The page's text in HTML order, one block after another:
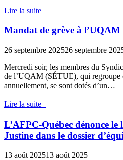
Lire la suite
Mandat de grève à l’UQAM
26 septembre 202526 septembre
Mercredi soir, les membres du
de l’UQAM (SÉTUE), qui regroupe
annuellement, se sont dotés d’un…
Lire la suite
L’AFPC-Québec dénonce
Justine dans le dossier
13 août 202513 août 2025